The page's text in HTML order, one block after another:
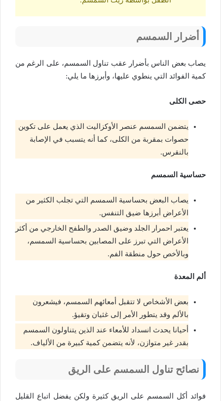
أضرار السمسم
يصاب بعض الناس بأضرار عقب تناول السمسم، على الرغم من
كمية الفوائد التي ينطوي عليها، وأبرزها ما يلي:
حصى الكلى
يتضمن السمسم عنصر الأوكزاليت الذي يعمل على تكوين
حصوات بمقربة من الكلى، كما أنه يتسبب في الإصابة
بالنقرس.
حساسية السمسم
يصاب البعض بحساسية السمسم التي تجلب الكثير من
الأعراض أبرزها ضيق التنفس.
يعتبر احمرار الجلد وضيق الصدر والطفح الخارجي من أكثر
الأعراض التي تبرز على المصابين بحساسية السمسم،
وبالأخص حول منطقة الفم.
ألم المعدة
بعض الأشخاص لا تتقبل أمعائهم السمسم، فيشعرون
بالألم وقد يتطور الأمر إلى غثيان وتقيؤ.
أحيانا يحدث انسداد للأمعاء عند الذين يتناولون السمسم
بقدر غير متوازن، لأنه يتضمن كمية كبيرة من الألياف.
نصائح تناول السمسم على الريق
فوائد أكل السمسم على الريق كثيرة ولكن يفضل اتباع القليل